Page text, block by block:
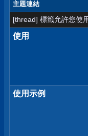
主題連結
[thread] 標籤允許您使
使用
使用示例